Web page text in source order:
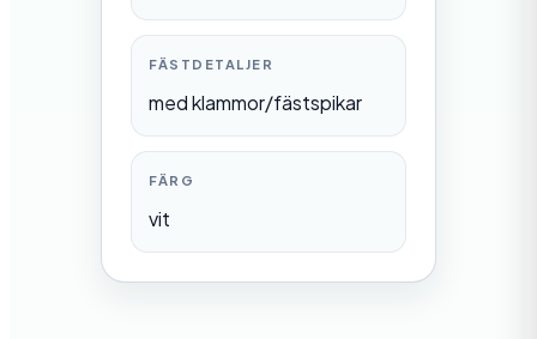
FÄSTDETALJER
med klammor/fästspikar
FÄRG
vit